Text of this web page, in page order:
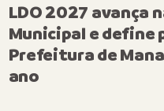
LDO 2027 avança
Municipal e define
Prefeitura de
ano